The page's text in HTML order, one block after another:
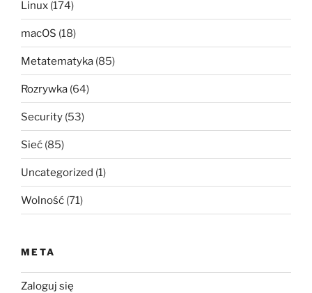
Linux (174)
macOS (18)
Metatematyka (85)
Rozrywka (64)
Security (53)
Sieć (85)
Uncategorized (1)
Wolność (71)
META
Zaloguj się